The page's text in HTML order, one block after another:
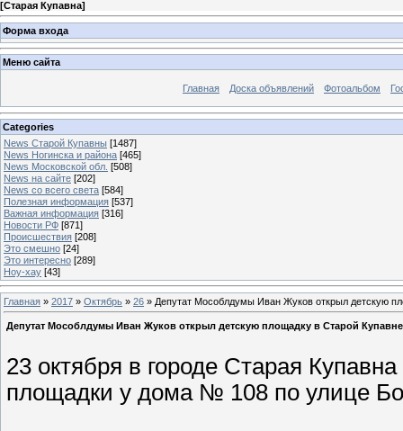
[Старая Купавна]
Форма входа
Меню сайта
Главная Доска объявлений Фотоальбом
Categories
News Старой Купавны [1487]
News Ногинска и района [465]
News Московской обл. [508]
News на сайте [202]
News со всего света [584]
Полезная информация [537]
Важная информация [316]
Новости РФ [871]
Происшествия [208]
Это смешно [24]
Это интересно [289]
Ноу-хау [43]
Главная » 2017 » Октябрь » 26 » Депутат Мособлдумы Иван Жуков открыл детскую
Депутат Мособлдумы Иван Жуков открыл детскую площадку в Старой Купавне
23 октября в городе Старая
площадки у дома № 108 по улице